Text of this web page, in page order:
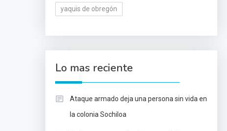
yaquis de obregón
Lo mas reciente
Ataque armado deja una persona sin vida en
la colonia Sochiloa